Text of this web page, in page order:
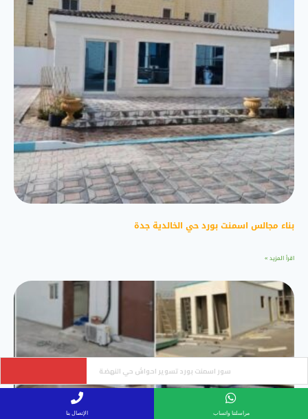
بناء مجالس اسمنت بورد حي الخالدية جدة
اقرأ المزيد »
مظلات سيارات مودرن وحديثه حي ابحر
مراسلتنا واتساب الإتصال بنا